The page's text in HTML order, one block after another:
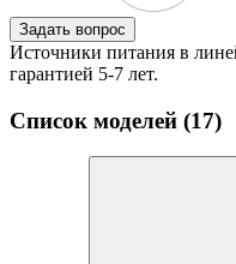
Задать вопрос
Источники питания в
гарантией 5-7 лет.
Список моделей (17)